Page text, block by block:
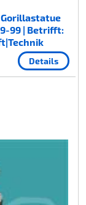
9-99 | Betrifft:
Details